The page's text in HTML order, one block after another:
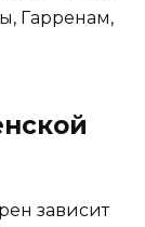
Гарренам,
зависит